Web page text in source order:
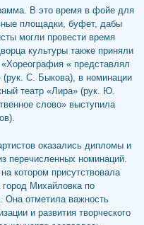
В это время в фойе для
площадки, буфет, дабы
могли провести время
культуры также приняли
« представлял
(рук. С. Быкова), в номинации
театр «Лира» (рук. Ю.
слово» выступила
оказались дипломы и
перечисленных номинаций.
котором присутствовала
город Михайловка по
отметила важность
и развития творческого